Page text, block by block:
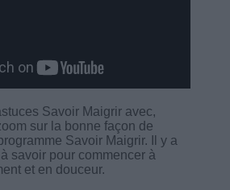
Savoir Maigrir avec,
sur la bonne façon de
Savoir Maigrir. Il y a
savoir pour commencer à
et en douceur.